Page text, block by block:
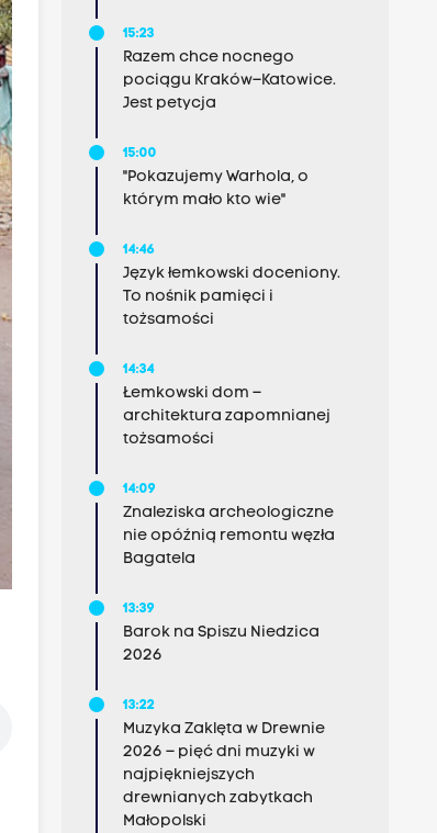
15:23
Razem chce nocnego
pociągu Kraków–Katowice.
Jest petycja
15:00
"Pokazujemy Warhola, o
którym mało kto wie"
14:46
Język łemkowski doceniony.
To nośnik pamięci i
tożsamości
14:34
Łemkowski dom –
architektura zapomnianej
tożsamości
14:09
Znaleziska archeologiczne
nie opóźnią remontu węzła
Bagatela
13:39
Barok na Spiszu Niedzica
2026
13:22
Muzyka Zaklęta w Drewnie
2026 – pięć dni muzyki w
najpiękniejszych
drewnianych zabytkach
Małopolski